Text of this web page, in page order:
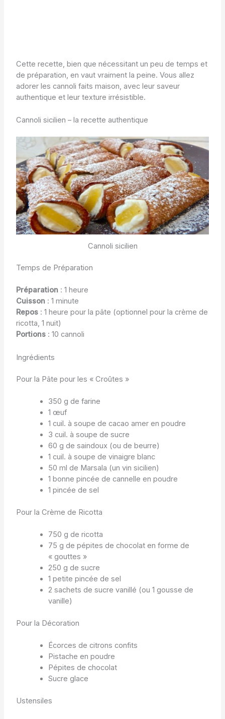
Cette recette, bien que nécessitant un peu de temps et
de préparation, en vaut vraiment la peine. Vous allez
adorer les cannoli faits maison, avec leur saveur
authentique et leur texture irrésistible.
Cannoli sicilien – la recette authentique
Cannoli sicilien
Temps de Préparation
Préparation: 1 heure
Cuisson: 1 minute
Repos: 1 heure pour la pâte (optionnel pour la crème de
ricotta, 1 nuit)
Portions: 10 cannoli
Ingrédients
Pour la Pâte pour les « Croûtes »
350 g de farine
1 œuf
1 cuil. à soupe de cacao amer en poudre
3 cuil. à soupe de sucre
60 g de saindoux (ou de beurre)
1 cuil. à soupe de vinaigre blanc
50 ml de Marsala (un vin sicilien)
1 bonne pincée de cannelle en poudre
1 pincée de sel
Pour la Crème de Ricotta
750 g de ricotta
75 g de pépites de chocolat en forme de
« gouttes »
250 g de sucre
1 petite pincée de sel
2 sachets de sucre vanillé (ou 1 gousse de
vanille)
Pour la Décoration
Écorces de citrons confits
Pistache en poudre
Pépites de chocolat
Sucre glace
Ustensiles